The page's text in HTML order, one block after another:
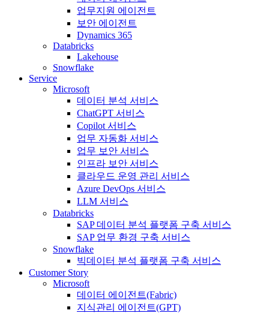
업무지원 에이전트
보안 에이전트
Dynamics 365
Databricks
Lakehouse
Snowflake
Service
Microsoft
데이터 분석 서비스
ChatGPT 서비스
Copilot 서비스
업무 자동화 서비스
업무 보안 서비스
인프라 보안 서비스
클라우드 운영 관리 서비스
Azure DevOps 서비스
LLM 서비스
Databricks
SAP 데이터 분석 플랫폼 구축 서비스
SAP 업무 환경 구축 서비스
Snowflake
빅데이터 분석 플랫폼 구축 서비스
Customer Story
Microsoft
데이터 에이전트(Fabric)
지식관리 에이전트(GPT)